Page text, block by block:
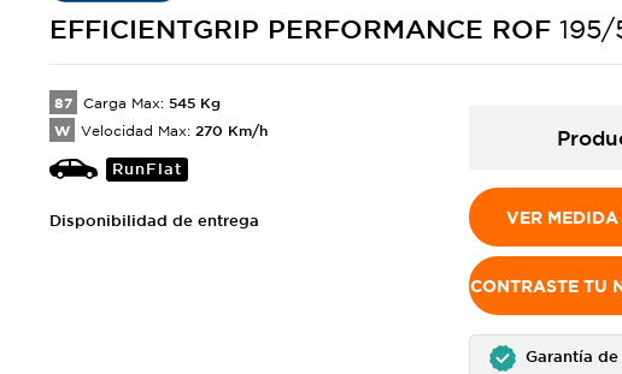
EFFICIENTGRIP PERFORMANCE ROF 195/
87 Carga Max: 545 Kg
W Velocidad Max: 270 Km/h
RunFlat
Disponibilidad de entrega VER
NO ENCONTRASTE
Garantía